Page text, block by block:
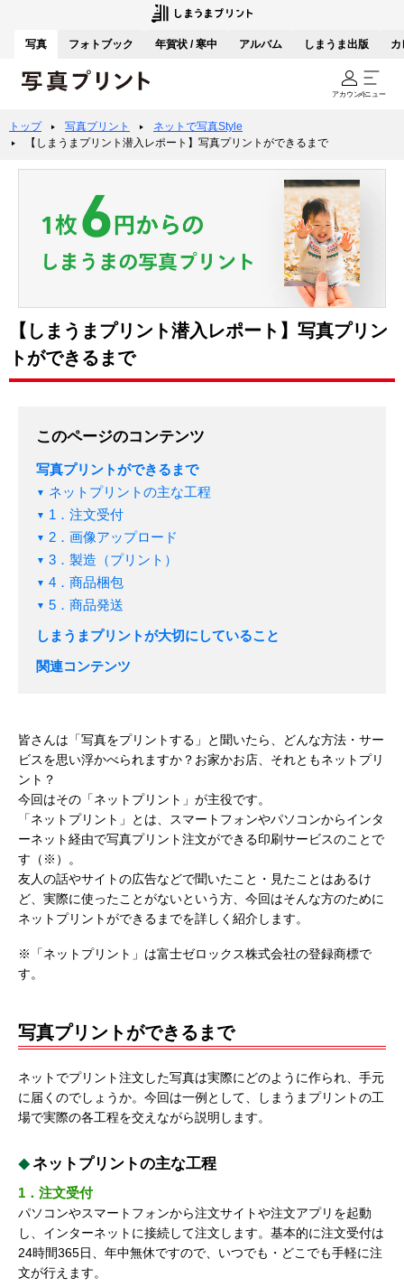
写真 フォトブック 年賀状 / 寒中 アルバム しまうま出版 カ
アカウントメニュー
トップ 写真プリント
ネットで写真Style
【しまうまプリント潜入レポート】写真プリントができるまで
【しまうまプリント潜入レポート】写真プリン
トができるまで
このページのコンテンツ
写真プリントができるまで
ネットプリントの主な工程
1．注文受付
2．画像アップロード
3．製造（プリント）
4．商品梱包
5．商品発送
しまうまプリントが大切にしていること
関連コンテンツ
皆さんは「写真をプリントする」と聞いたら、どんな方法・サー
ビスを思い浮かべられますか？お家かお店、それともネットプリ
ント？
今回はその「ネットプリント」が主役です。
「ネットプリント」とは、スマートフォンやパソコンからインタ
ーネット経由で写真プリント注文ができる印刷サービスのことで
す（※）。
友人の話やサイトの広告などで聞いたこと・見たことはあるけ
ど、実際に使ったことがないという方、今回はそんな方のために
ネットプリントができるまでを詳しく紹介します。
※「ネットプリント」は富士ゼロックス株式会社の登録商標で
す。
写真プリントができるまで
ネットでプリント注文した写真は実際にどのように作られ、手元
に届くのでしょうか。今回は一例として、しまうまプリントの工
場で実際の各工程を交えながら説明します。
ネットプリントの主な工程
1．注文受付
パソコンやスマートフォンから注文サイトや注文アプリを起動
し、インターネットに接続して注文します。基本的に注文受付は
24時間365日、年中無休ですので、いつでも・どこでも手軽に注
文が行えます。